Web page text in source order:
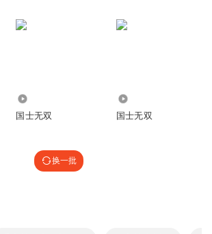
国士无双 国士无双
换一批